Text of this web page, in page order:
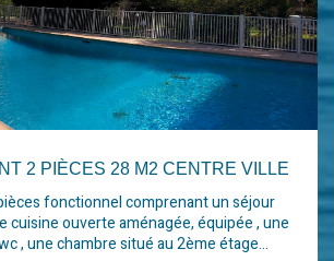
2 PIÈCES 28 M2 CENTRE VILLE
aménagée, équipée , une